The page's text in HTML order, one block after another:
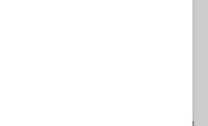
soportando en solitario una
con creces sus capacidades
Embarek no puede
asentamiento